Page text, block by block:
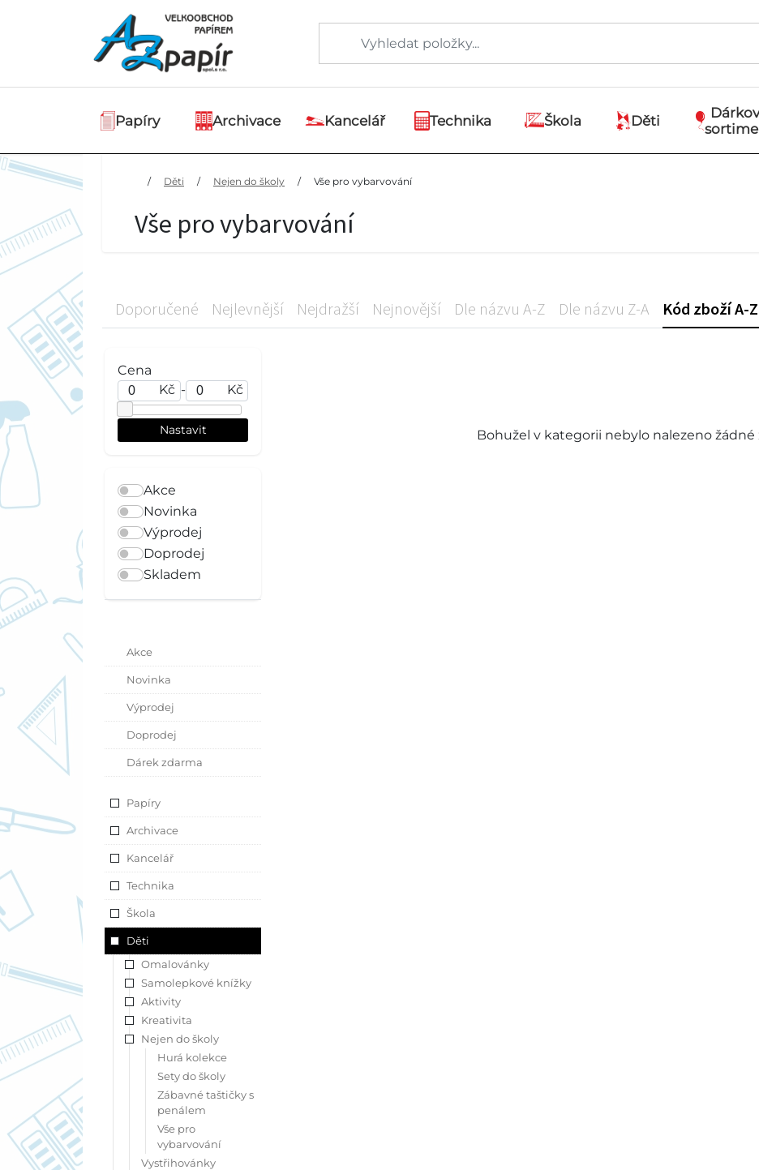
Papíry Archivace Kancelář Technika Škola Děti
/ Děti / Nejen do školy / Vše pro vybarvování
Vše pro vybarvování
Doporučené Nejlevnější Nejdražší Nejnovější Dle názvu A-Z Dle názvu Z-A Kód zboží A-Z
Cena
Kč - Kč
Akce
Novinka
Výprodej
Doprodej
Skladem
Akce
Novinka
Výprodej
Doprodej
Dárek zdarma
Papíry
Archivace
Kancelář
Technika
Škola
Děti
Omalovánky
Samolepkové knížky
Aktivity
Kreativita
Nejen do školy
Hurá kolekce
Sety do školy
Zábavné taštičky s
penálem
Vše pro
vybarvování
Vystřihovánky
Bohužel v kategorii nebylo nalezeno žádné